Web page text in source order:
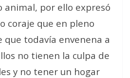
animal, por ello expresó
coraje que en pleno
que todavía envenena a
no tienen la culpa de
y no tener un hogar